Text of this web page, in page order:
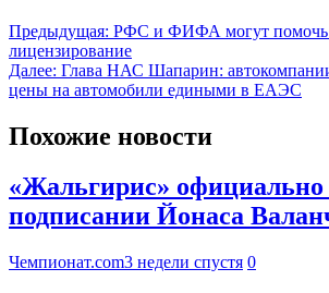
Предыдущая: РФС и ФИФА могут помочь
лицензирование
Далее: Глава НАС Шапарин:
цены на автомобили едиными в ЕАЭС
Похожие новости
«Жальгирис» официально
подписании Йонаса
Чемпионат.com3 недели спустя 0